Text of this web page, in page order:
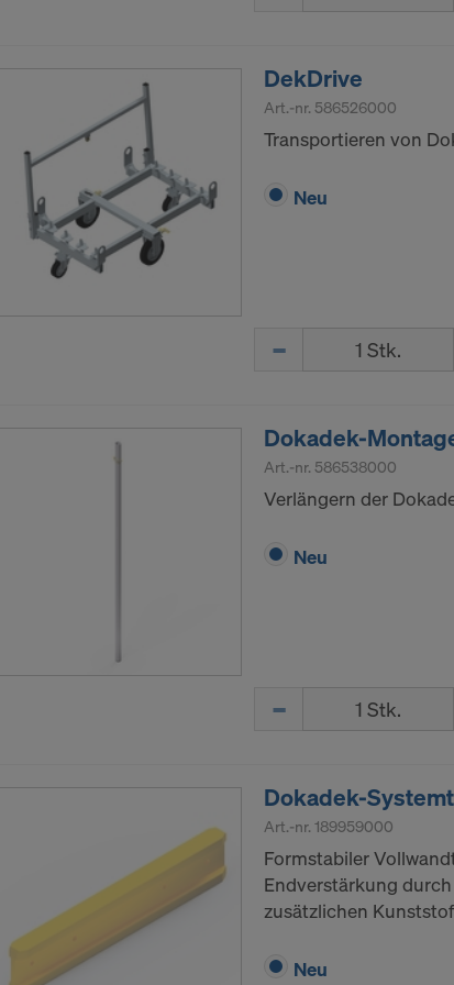
DekDrive
Art.-nr. 586526000
Transportieren von
Neu
Dokadek-
Art.-nr. 586538000
Verlängern der
Neu
Dokadek-
Art.-nr. 189959000
Formstabiler
Endverstärkung
zusätzlichen
Neu
"Ablehnen" klicken oder Ihre Cookie-Einstellungen
Checkboxen verwenden. Sie können Ihre
Wirkung für die Zukunft widerrufen, indem Sie zB auf
am Ende dieser Website klicken.
zu unseren Cookies finden Sie in unserer
.Wir bieten Ihnen auch die Möglichkeit, Ihre
(Erweiterte Cookie-Einstellungen).
MIT DER VERARBEITUNG VON COOKIES
IHRER PERSONENBEZOGENEN